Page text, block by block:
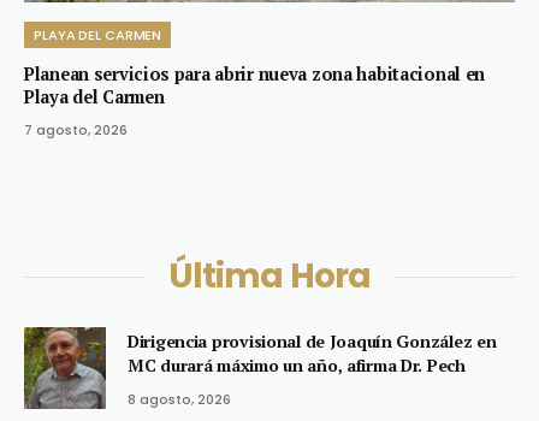
PLAYA DEL CARMEN
Planean servicios para abrir nueva zona habitacional en
Playa del Carmen
7 agosto, 2026
Última Hora
Dirigencia provisional de Joaquín González en
MC durará máximo un año, afirma Dr. Pech
8 agosto, 2026